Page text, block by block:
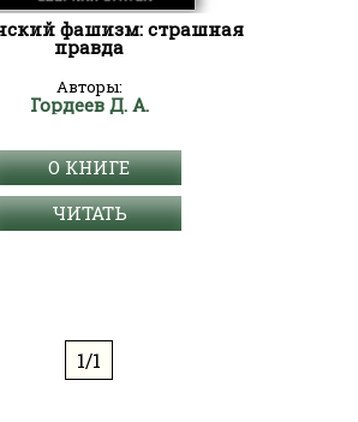
фашизм: страшная
правда
Авторы:
Гордеев Д. А.
О КНИГЕ
ЧИТАТЬ
1/1